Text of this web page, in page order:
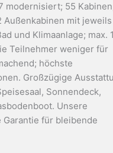
modernisiert; 55
Außenkabinen mit jeweils
und Klimaanlage; max.
Teilnehmer weniger für
höchste
Großzügige
Sonnendeck,
Unsere
für bleibende